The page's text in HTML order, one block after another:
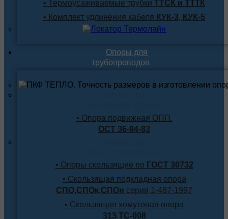
• Термоусаживаемые трубки ТТСК и ТТТК
• Комплект удлинения кабеля КУК-3, КУК-5
Опоры для
трубопроводов
• Опора подвижная ОПП.
ОСТ 36-94-83
• Опоры скользящие по ГОСТ 30732
• Скользящая подкладная опора
СПО,СПОк,СПОн серии 1-487-1997
• Скользящая хомутовая опора
313.ТС-008